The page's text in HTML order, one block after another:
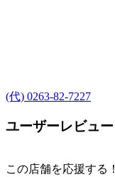
(代) 0263-82-7227
ユーザーレビュー
この店舗を応援する！